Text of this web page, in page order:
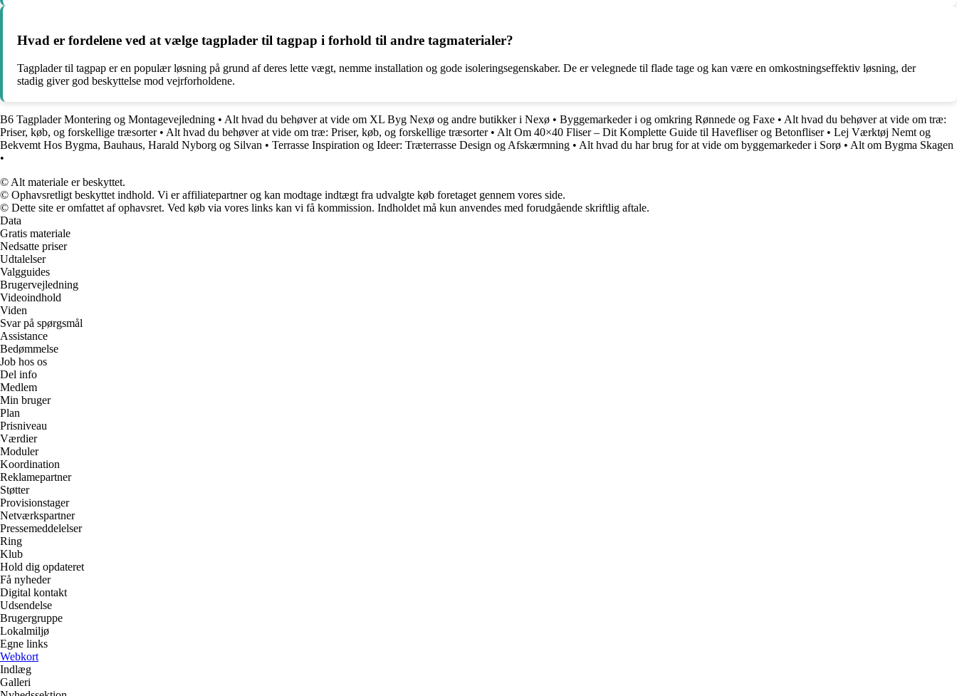
Hvad er fordelene ved at vælge tagplader til tagpap i forhold til andre tagmaterialer?
Tagplader til tagpap er en populær løsning på grund af deres lette vægt, nemme installation og gode isoleringsegenskaber. De er velegnede til flade tage og kan være en omkostningseffektiv løsning, der
stadig giver god beskyttelse mod vejrforholdene.
B6 Tagplader Montering og Montagevejledning • Alt hvad du behøver at vide om XL Byg Nexø og andre butikker i Nexø • Byggemarkeder i og omkring Rønnede og Faxe • Alt hvad du behøver at vide om træ:
Priser, køb, og forskellige træsorter• Alt hvad du behøver at vide om træ: Priser, køb, og forskellige træsorter• Alt Om 40×40 Fliser – Dit Komplette Guide til Havefliser og Betonfliser• Lej Værktøj Nemt og
Bekvemt Hos Bygma, Bauhaus, Harald Nyborg og Silvan • Terrasse Inspiration og Ideer: Træterrasse Design og Afskærmning • Alt hvad du har brug for at vide om byggemarkeder i Sorø • Alt om Bygma Skagen
•
© Alt materiale er beskyttet.
© Ophavsretligt beskyttet indhold. Vi er affiliatepartner og kan modtage indtægt fra udvalgte køb foretaget gennem vores side.
© Dette site er omfattet af ophavsret. Ved køb via vores links kan vi få kommission. Indholdet må kun anvendes med forudgående skriftlig aftale.
Data
Gratis materiale
Nedsatte priser
Udtalelser
Valgguides
Brugervejledning
Videoindhold
Viden
Svar på spørgsmål
Assistance
Bedømmelse
Job hos os
Del info
Medlem
Min bruger
Plan
Prisniveau
Værdier
Moduler
Koordination
Reklamepartner
Støtter
Provisionstager
Netværkspartner
Pressemeddelelser
Ring
Klub
Hold dig opdateret
Få nyheder
Digital kontakt
Udsendelse
Brugergruppe
Lokalmiljø
Egne links
Webkort
Indlæg
Galleri